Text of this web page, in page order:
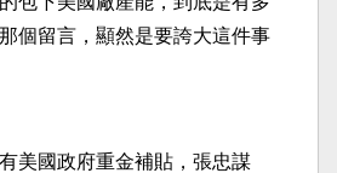
個留言，顯然是要誇大這件事
美國政府重金補貼，張忠謀